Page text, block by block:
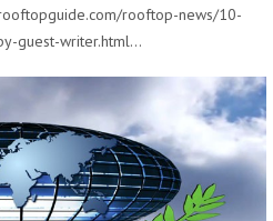
rooftop-news/10-
guest-writer.html…